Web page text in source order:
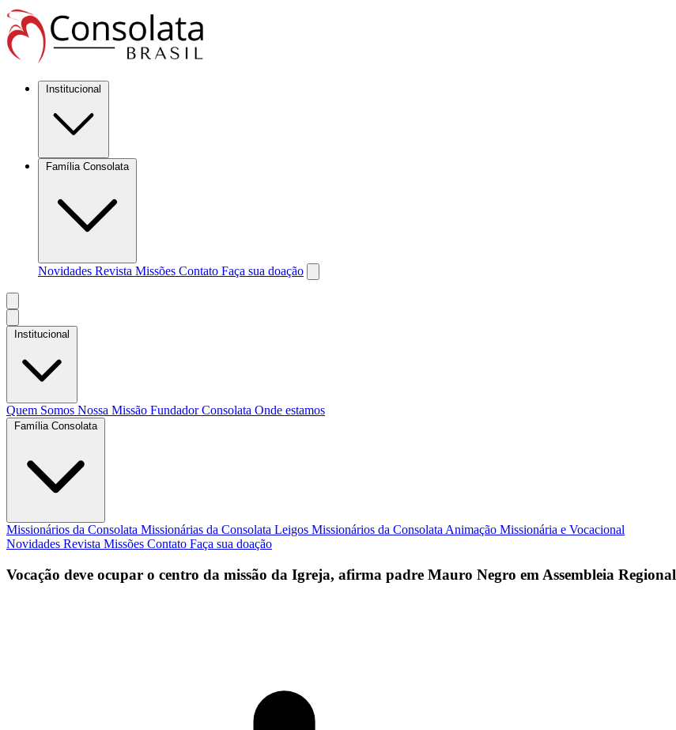
Institucional
Família Consolata
Novidades Revista Missões Contato Faça sua doação
Institucional
Quem Somos Nossa Missão FundadorConsolata Onde estamos
Família Consolata
Missionários da Consolata Missionárias da Consolata Leigos Missionários da Consolata Animação Missionária e Vocacional
Novidades Revista Missões Contato Faça sua doação
Vocação deve ocupar o centro da missão da Igreja, afirma padre Mauro Negro em Assembleia Regional